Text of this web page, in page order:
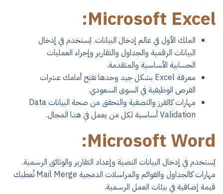
Microsoft Excel:
الملك الأول في عالم إدخال البيانات. يُستخدم في إدخال
البيانات الرقمية والجداول والتقارير وإجراء العمليات
الحسابية الأساسية والمتقدمة.
معرفة Excel بشكل جيد وحدها تفتح أمامك عشرات
الفرص الوظيفية في السوق السعودي.
مهارات كالفرز والتصفية والتحقق من صحة البيانات Data
Validation أساسية لكل من يعمل في هذا المجال.
Microsoft Word:
يُستخدم في إدخال البيانات النصية وإعداد التقارير والوثائق الرسمية.
مهارات كالجداول والقوائم والمراسلات الدمجية Mail Merge تُعطيك
قيمة إضافية في بيئات العمل الرسمية.